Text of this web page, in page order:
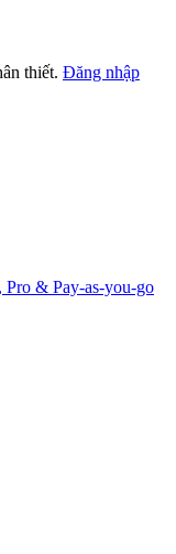
thiết. Đăng nhập
Pro & Pay-as-you-go